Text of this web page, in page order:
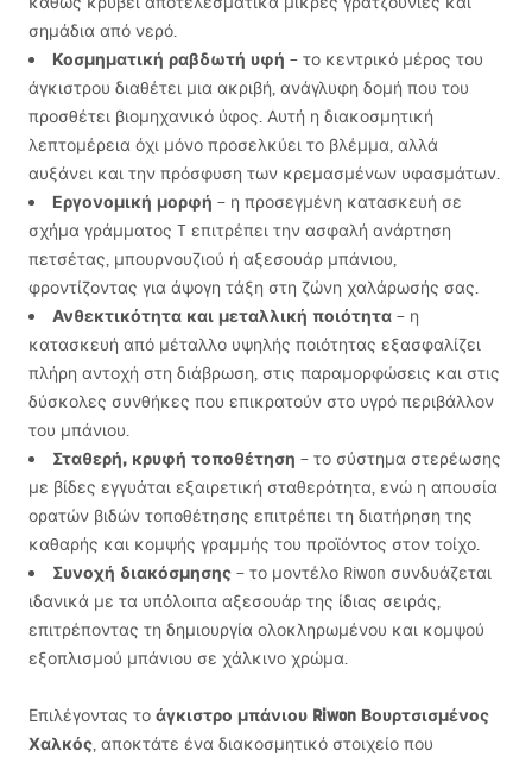
σημάδια από νερό.
Κοσμηματική ραβδωτή υφή – το κεντρικό μέρος του
άγκιστρου διαθέτει μια ακριβή, ανάγλυφη δομή που του
προσθέτει βιομηχανικό ύφος. Αυτή η διακοσμητική
λεπτομέρεια όχι μόνο προσελκύει το βλέμμα, αλλά
αυξάνει και την πρόσφυση των κρεμασμένων υφασμάτων.
Εργονομική μορφή – η προσεγμένη κατασκευή σε
σχήμα γράμματος T επιτρέπει την ασφαλή ανάρτηση
πετσέτας, μπουρνουζιού ή αξεσουάρ μπάνιου,
φροντίζοντας για άψογη τάξη στη ζώνη χαλάρωσής σας.
Ανθεκτικότητα και μεταλλική ποιότητα – η
κατασκευή από μέταλλο υψηλής ποιότητας εξασφαλίζει
πλήρη αντοχή στη διάβρωση, στις παραμορφώσεις και στις
δύσκολες συνθήκες που επικρατούν στο υγρό περιβάλλον
του μπάνιου.
Σταθερή, κρυφή τοποθέτηση – το σύστημα στερέωσης
με βίδες εγγυάται εξαιρετική σταθερότητα, ενώ η απουσία
ορατών βιδών τοποθέτησης επιτρέπει τη διατήρηση της
καθαρής και κομψής γραμμής του προϊόντος στον τοίχο.
Συνοχή διακόσμησης – το μοντέλο Riwon συνδυάζεται
ιδανικά με τα υπόλοιπα αξεσουάρ της ίδιας σειράς,
επιτρέποντας τη δημιουργία ολοκληρωμένου και κομψού
εξοπλισμού μπάνιου σε χάλκινο χρώμα.
Επιλέγοντας το άγκιστρο μπάνιου Riwon Βουρτσισμένος
Χαλκός, αποκτάτε ένα διακοσμητικό στοιχείο που